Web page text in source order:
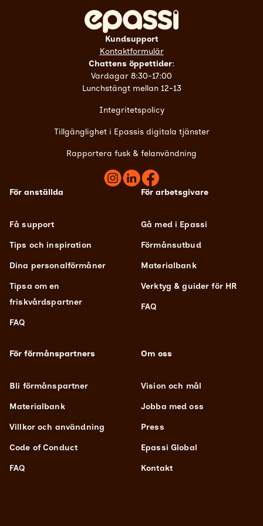
Kundsupport
Kontaktformulär
Chattens öppettider:
Vardagar 8:30-17:00
Lunchstängt mellan 12-13
Integritetspolicy
Tillgänglighet i Epassis digitala tjänster
Rapportera fusk & felanvändning
För anställda
Få support
Tips och inspiration
Dina personalförmåner
Tipsa om en
friskvårdspartner
FAQ
För arbetsgivare
Gå med i Epassi
Förmånsutbud
Materialbank
Verktyg & guider för HR
FAQ
För förmånspartners
Bli förmånspartner
Materialbank
Villkor och användning
Code of Conduct
FAQ
Om oss
Vision och mål
Jobba med oss
Press
Epassi Global
Kontakt